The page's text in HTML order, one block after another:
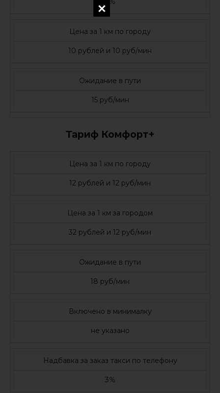
Цена за 1 км по городу
10 рублей и 10 руб/мин
Ожидание в пути
15 руб/мин
Тариф Комфорт+
Цена за 1 км по городу
12 рублей и 12 руб/мин
Цена за 1 км за городом
32 рублей и 12 руб/мин
Ожидание в пути
18 руб/мин
Включено в минималку
не указано
Надбавка за заказ такси по телефону
3%